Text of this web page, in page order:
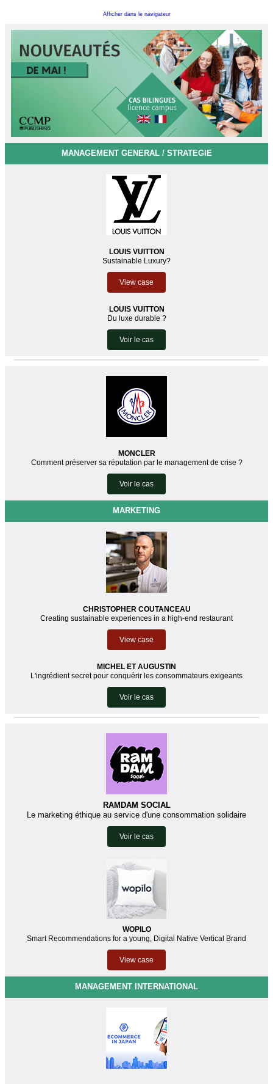
Afficher dans le navigateur
MANAGEMENT GENERAL / STRATEGIE
LOUIS VUITTON
Sustainable Luxury?
View case
LOUIS VUITTON
Du luxe durable ?
Voir le cas
MONCLER
Comment préserver sa réputation par le management de crise ?
Voir le cas
MARKETING
CHRISTOPHER COUTANCEAU
Creating sustainable experiences in a high-end restaurant
View case
MICHEL ET AUGUSTIN
L'ingrédient secret pour conquérir les consommateurs exigeants
Voir le cas
RAMDAM SOCIAL
Le marketing éthique au service d'une consommation solidaire
Voir le cas
WOPILO
Smart Recommendations for a young, Digital Native Vertical Brand
View case
MANAGEMENT INTERNATIONAL